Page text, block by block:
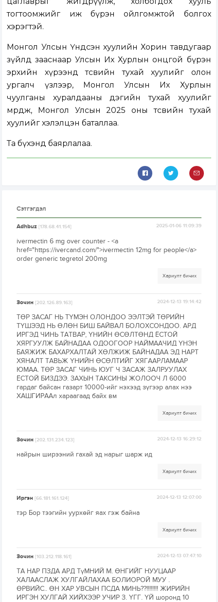
тогтоомжийг иж бүрэн ойлгомжтой болгох
хэрэгтэй.
Монгол Улсын Үндсэн хуулийн Хорин тавдугаар
зүйлд зааснаар Улсын Их Хурлын онцгой бүрэн
эрхийн хүрээнд төсвийн тухай хуулийг олон
ургалч үзлээр, Монгол Улсын Их Хурлын
чуулганы хуралдааны дэгийн тухай хуулийг
мөрдөж, Монгол Улсын 2025 оны төсвийн тухай
хуулийг хэлэлцэн баталлаа.
Та бүхэнд баярлалаа.
Сэтгэгдэл
Adhbuz[178.68.41.154] 2025-01-06 11:09:39
ivermectin 6 mg over counter - <a
href="https://ivercand.com/">ivermectin 12mg for people</a>
order generic tegretol 200mg
Хариулт бичих
Зочин[202.126.89.163] 2024-12-13 19:14:42
ТӨР ЗАСАГ НЬ ТҮМЭН ОЛОНДОО ЭЭЛТЭЙ ТӨРИЙН
ТҮШЭЭД НЬ ӨЛӨН БИШ БАЙВАЛ БОЛОХСОНДОО. АРД
ИРГЭД ЧИНЬ ТАТВАР, ҮНИЙН ӨСӨЛТӨНД ЁСТОЙ
ХЯРГУУЛЖ БАЙНАДАА ОДООГООР НАЙМААЧИД ҮНЭН
БАЯЖИЖ БАХАРХАЛТАЙ ХӨЛЖИЖ БАЙНАДАА ЭД НАРТ
ХЯНАЛТ ТАВЬЖ ҮНИЙН ӨСӨЛТИЙГ ХЯГААРЛАМААР
ЮМАА. ТӨР ЗАСАГ ЧИНЬ ЮУГ Ч ЗАСАЖ ЗАЛРУУЛАХ
ЁСТОЙ БИЗДЭЭ. ЗАХЫН ТАКСИНЫ ЖОЛООЧ Л 6000
гардаг байсан газарт 10000-ийг нэхээд зүгээр алах нээ
ХАШГИРААл хараагаад байх вм
Хариулт бичих
Зочин[202.131.234.123] 2024-12-13 16:29:12
найрын ширээний гахай эд нарыг шарж ид
Хариулт бичих
Иргэн[66.181.161.124] 2024-12-13 12:07:00
тэр Бор тээгийн уурхөйг яах гэж байна
Хариулт бичих
Зочин[103.212.118.161] 2024-12-13 07:47:10
ТА НАР ПЗДА АРД ТүМНИЙ М. ӨНГИЙГ НУУЦААР
ХАЛААСЛАЖ ХУЛГАЙЛАХАА БОЛИОРОЙ МУУ .
ӨРВИЙС.. ӨН ХАР УВСЫН ПСДА МИНЬ??!!!!!!!! ЖИРИЙН
ИРГЭН ХУЛГАЙ ХИЙХЭЭР УЧИР З. ҮГГ. ҮЙ шоронд 10